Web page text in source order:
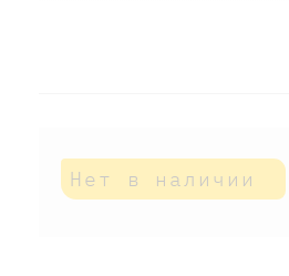
Нет в наличии